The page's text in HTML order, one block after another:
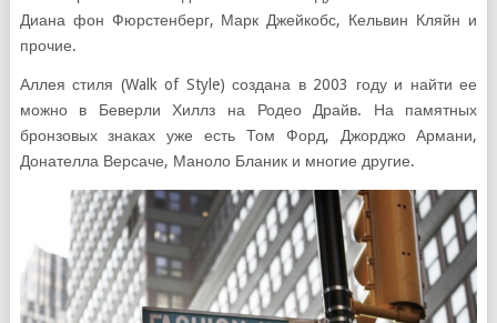
Диана фон Фюрстенберг, Марк Джейкобс, Кельвин Кляйн и
прочие.
Аллея стиля (Walk of Style) создана в 2003 году и найти ее
можно в Беверли Хиллз на Родео Драйв. На памятных
бронзовых знаках уже есть Том Форд, Джорджо Армани,
Донателла Версаче, Маноло Бланик и многие другие.